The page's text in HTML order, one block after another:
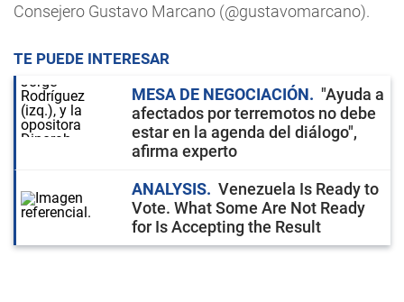
Consejero Gustavo Marcano (@gustavomarcano).
TE PUEDE INTERESAR
MESA DE NEGOCIACIÓN
"Ayuda a
afectados por terremotos no debe
estar en la agenda del diálogo",
afirma experto
ANALYSIS
Venezuela Is Ready to
Vote. What Some Are Not Ready
for Is Accepting the Result